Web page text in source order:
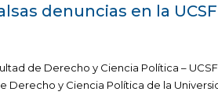
denuncias en la UCSF
de Derecho y Ciencia Política –
Derecho y Ciencia Política de la